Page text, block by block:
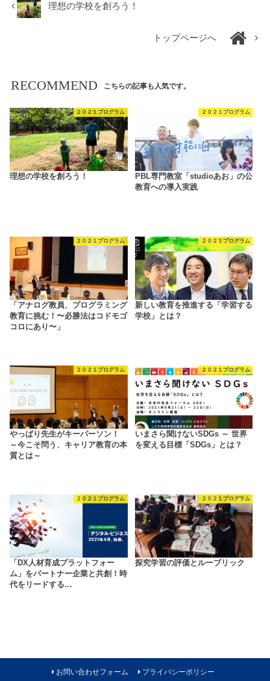
理想の学校を創ろう！
トップページへ
RECOMMEND こちらの記事も人気です。
２０２１プログラム
理想の学校を創ろう！
２０２１プログラム
PBL専門教室「studioあお」の公
教育への導入実践
２０２１プログラム
「アナログ教員、プログラミング
教育に挑む！〜必勝法はコドモゴ
コロにあり〜」
２０２１プログラム
新しい教育を推進する「学習する
学校」とは？
２０２１プログラム
やっぱり先生がキーパーソン！
～今こそ問う、キャリア教育の本
質とは～
２０２１プログラム
いまさら聞けないSDGs ～ 世界
を変える目標「SDGs」とは？
２０２１プログラム
「DX人材育成プラットフォー
ム」をパートナー企業と共創！時
代をリードする…
２０２１プログラム
探究学習の評価とルーブリック
お問い合わせフォーム プライバシーポリシー